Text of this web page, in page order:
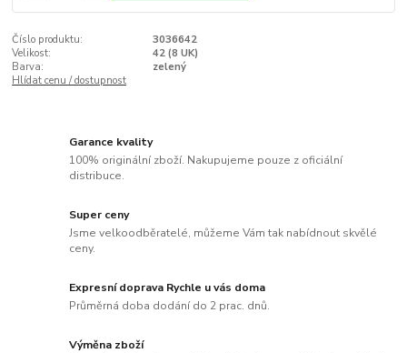
Číslo produktu:
3036642
Velikost:
42 (8 UK)
Barva:
zelený
Hlídat cenu / dostupnost
Garance kvality
100% originální zboží. Nakupujeme pouze z oficiální
distribuce.
Super ceny
Jsme velkoodběratelé, můžeme Vám tak nabídnout skvělé
ceny.
Expresní doprava Rychle u vás doma
Průměrná doba dodání do 2 prac. dnů.
Výměna zboží